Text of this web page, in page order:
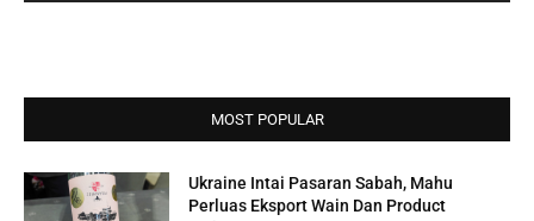
MOST POPULAR
Ukraine Intai Pasaran Sabah, Mahu
Perluas Eksport Wain Dan Product